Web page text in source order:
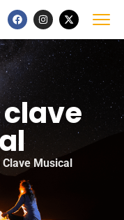
Clave Musical